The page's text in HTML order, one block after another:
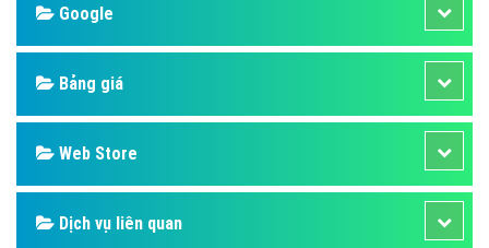
Google
Bảng giá
Web Store
Dịch vụ liên quan